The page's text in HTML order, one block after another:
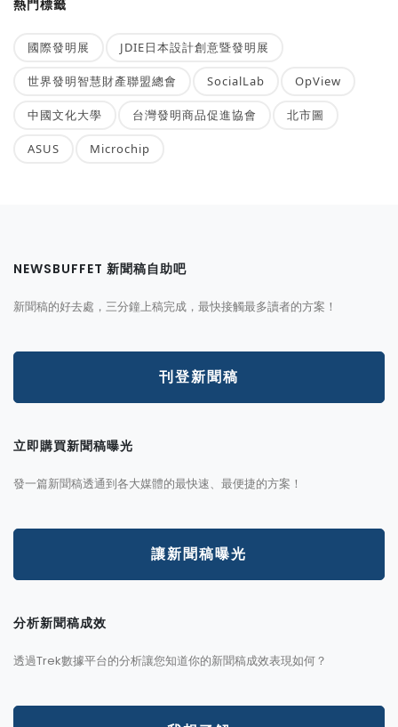
熱門標籤
國際發明展 JDIE日本設計創意暨發明展
世界發明智慧財產聯盟總會 SocialLab OpView
中國文化大學 台灣發明商品促進協會 北市圖
ASUS Microchip
NEWSBUFFET 新聞稿自助吧
新聞稿的好去處，三分鐘上稿完成，最快接觸最多讀者的方案！
刊登新聞稿
立即購買新聞稿曝光
發一篇新聞稿透通到各大媒體的最快速、最便捷的方案！
讓新聞稿曝光
分析新聞稿成效
透過Trek數據平台的分析讓您知道你的新聞稿成效表現如何？